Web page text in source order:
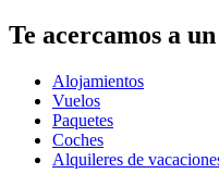
Te acercamos a
Alojamientos
Vuelos
Paquetes
Coches
Alquileres de